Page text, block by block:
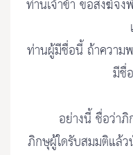
ท่านเจ้าข้า ขอสงฆ์จ
ท่านผู้มีชื่อนี้ ถ้าความ
มีชื่
อย่างนี้ ชื่อว่า
ภิกษุผู้ใดรับสมมติแล้